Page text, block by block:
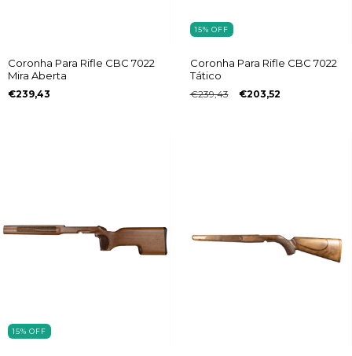
Coronha Para Rifle CBC 7022
Mira Aberta
€239,43
15% OFF
Coronha Para Rifle CBC 7022
Tático
€239,43 €203,52
15% OFF